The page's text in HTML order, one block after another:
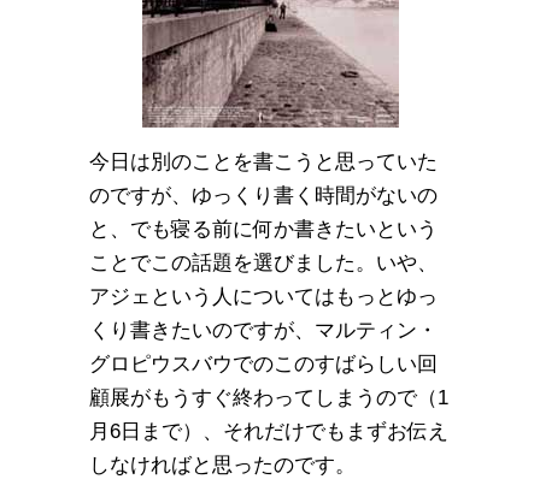
今日は別のことを書こうと思っていた
のですが、ゆっくり書く時間がないの
と、でも寝る前に何か書きたいという
ことでこの話題を選びました。いや、
アジェという人についてはもっとゆっ
くり書きたいのですが、マルティン・
グロピウスバウでのこのすばらしい回
顧展がもうすぐ終わってしまうので（1
月6日まで）、それだけでもまずお伝え
しなければと思ったのです。